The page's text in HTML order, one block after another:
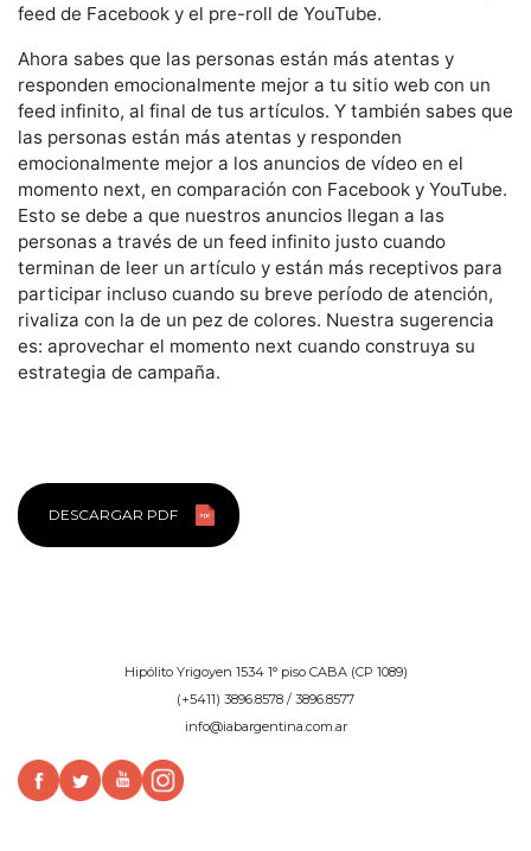
feed de Facebook y el pre-roll de YouTube.
Ahora sabes que las personas están más atentas y
responden emocionalmente mejor a tu sitio web con un
feed infinito, al final de tus artículos. Y también sabes que
las personas están más atentas y responden
emocionalmente mejor a los anuncios de vídeo en el
momento next, en comparación con Facebook y YouTube.
Esto se debe a que nuestros anuncios llegan a las
personas a través de un feed infinito justo cuando
terminan de leer un artículo y están más receptivos para
participar incluso cuando su breve período de atención,
rivaliza con la de un pez de colores. Nuestra sugerencia
es: aprovechar el momento next cuando construya su
estrategia de campaña.
DESCARGAR PDF
Hipólito Yrigoyen 1534 1° piso CABA (CP 1089)
(+5411) 3896.8578 / 3896.8577
info@iabargentina.com.ar